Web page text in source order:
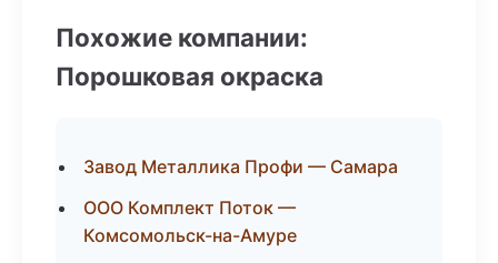
Похожие компании:
Порошковая окраска
Завод Металлика Профи — Самара
ООО Комплект Поток —
Комсомольск-на-Амуре